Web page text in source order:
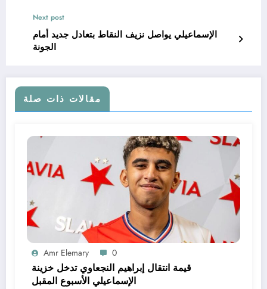
Next post
الإسماعيلي يواصل نزيف النقاط بتعادل جديد أمام
الجونة
مقالات ذات صلة
Amr Elemary 0
قيمة انتقال إبراهيم النجعاوي تدخل خزينة
الإسماعيلي الأسبوع المقبل